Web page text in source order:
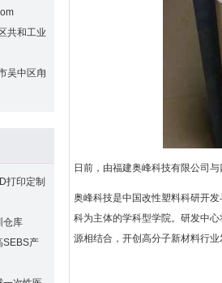
共和工业
吴中区甪
打印定制
仓库
SEBS产
日前，由福建奥峰科技有限公司
奥峰科技是中国改性塑料科研开
科为主体的学科型学院。研发中
源相结合，开创高分子新材料行业